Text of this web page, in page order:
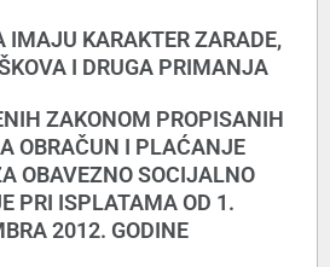
KARAKTER ZARADE,
I DRUGA PRIMANJA
ZAKONOM PROPISANIH
OBRAČUN I PLAĆANJE
OBAVEZNO SOCIJALNO
PRI ISPLATAMA OD 1.
2012. GODINE